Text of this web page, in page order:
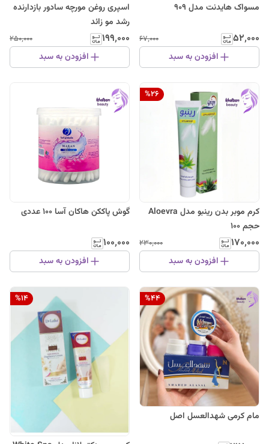
مسواک هایدنت مدل 909
۵۲٬۰۰۰ ۶۷٬۰۰۰
افزودن به سبد
اسپری روغن مورچه سادور بازدارنده
رشد مو زائد
۱۹۹٬۰۰۰ ۲۵۰٬۰۰۰
افزودن به سبد
%26
کرم موبر بدن رینبو مدل Aloevra
حجم 100
۱۷۰٬۰۰۰ ۲۳۰٬۰۰۰
افزودن به سبد
گوش پاککن هاکان آسا 100 عددی
۱۰۰٬۰۰۰
افزودن به سبد
%44
مام کرمی شهدالعسل اصل
%14